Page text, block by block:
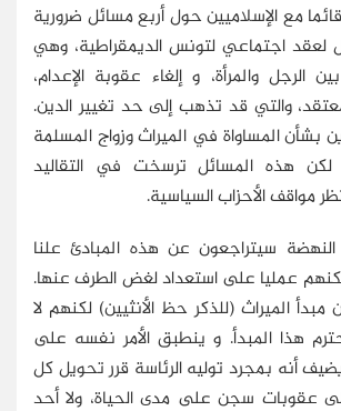
مع الإسلاميين حول أربع مسائل ضرورية
لعقد اجتماعي لتونس الديمقراطية، وهي
الرجل والمرأة، و إلغاء عقوبة الإعدام،
والتي قد تذهب إلى حد تغيير الدين.
بشأن المساواة في الميراث وزواج المسلمة
هذه المسائل ترسخت في التقاليد
مواقف الأحزاب السياسية.
النهضة سيتراجعون عن هذه المبادئ علنا
عمليا على استعداد لغض الطرف عنها.
الميراث (للذكر حظ الأنثيين) لكنهم لا
هذا المبدأ. و ينطبق الأمر نفسه على
أنه بمجرد توليه الرئاسة قرر تحويل كل
عقوبات سجن على مدى الحياة، ولا أحد